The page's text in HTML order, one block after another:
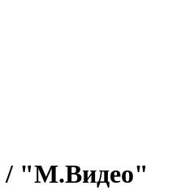
/ "М.Видео"